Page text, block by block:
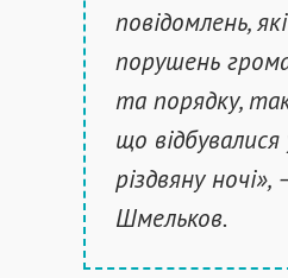
повідомлень,
порушень
та порядку,
що
різдвяну ночі»,
Шмельков.